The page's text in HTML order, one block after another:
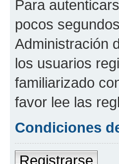
Para
pocos
Administración
los usuarios
familiarizado
favor lee las
Condiciones
Registrarse